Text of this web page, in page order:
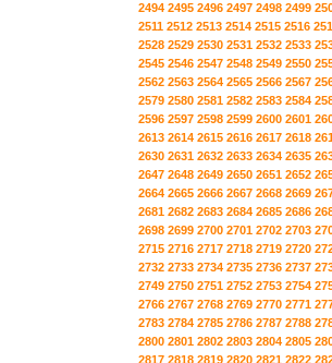
2494 2495 2496 2497 2498 2499
2511 2512 2513 2514 2515 2516
2528 2529 2530 2531 2532 2533
2545 2546 2547 2548 2549 2550
2562 2563 2564 2565 2566 2567
2579 2580 2581 2582 2583 2584
2596 2597 2598 2599 2600 2601
2613 2614 2615 2616 2617 2618
2630 2631 2632 2633 2634 2635
2647 2648 2649 2650 2651 2652
2664 2665 2666 2667 2668 2669
2681 2682 2683 2684 2685 2686
2698 2699 2700 2701 2702 2703
2715 2716 2717 2718 2719 2720
2732 2733 2734 2735 2736 2737
2749 2750 2751 2752 2753 2754
2766 2767 2768 2769 2770 2771
2783 2784 2785 2786 2787 2788
2800 2801 2802 2803 2804 2805
2817 2818 2819 2820 2821 2822